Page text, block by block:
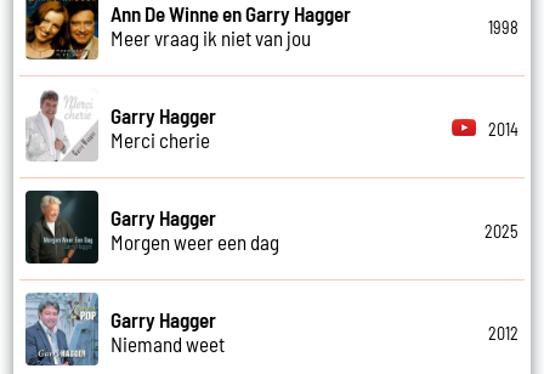
Ann De Winne en Garry Hagger
Meer vraag ik niet van jou
1998
Garry Hagger
Merci cherie
2014
Garry Hagger
Morgen weer een dag
2025
Garry Hagger
Niemand weet
2012